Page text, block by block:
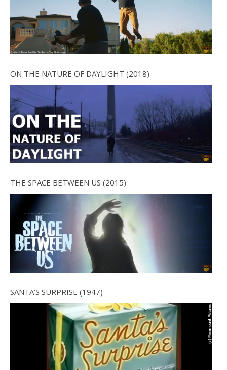
ON THE NATURE OF DAYLIGHT (2018)
THE SPACE BETWEEN US (2015)
SANTA’S SURPRISE (1947)